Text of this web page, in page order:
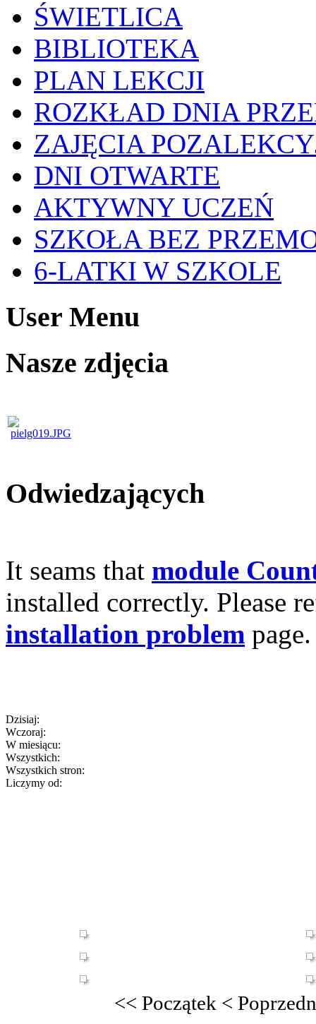
ŚWIETLICA
BIBLIOTEKA
PLAN LEKCJI
ROZKŁAD DNIA
ZAJĘCIA
DNI OTWARTE
AKTYWNY UCZEŃ
SZKOŁA BEZ
6-LATKI W SZKOLE
User Menu
Nasze zdjęcia
Odwiedzających
It seams that module
installed correctly. Please
installation problem page.
Dzisiaj:
Wczoraj:
W miesiącu:
Wszystkich:
Wszystkich stron:
Liczymy od:
<< Początek <